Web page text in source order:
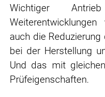
Wichtiger
auch die
bei der Herstellung
Und das mit
Prüfeigenschaften.